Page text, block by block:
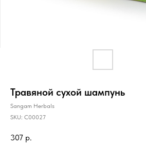
Травяной сухой шампунь
Sangam Herbals
SKU: C00027
307 р.